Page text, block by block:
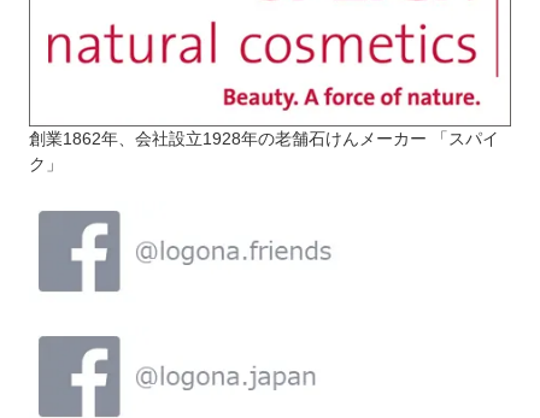
創業1862年、会社設立1928年の老舗石けんメーカー 「スパイ
ク」